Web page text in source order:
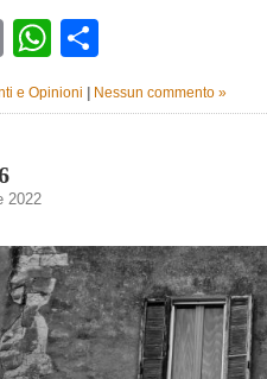
EmailWhatsApp
e Opinioni | Nessun commento »
2022